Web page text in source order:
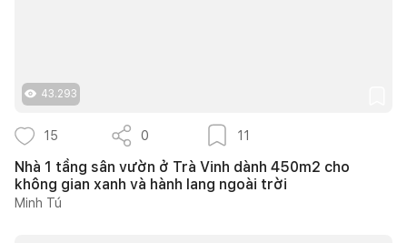
43.293
15 0 11
Nhà 1 tầng sân vườn ở Trà Vinh dành 450m2 cho
không gian xanh và hành lang ngoài trời
Minh Tú